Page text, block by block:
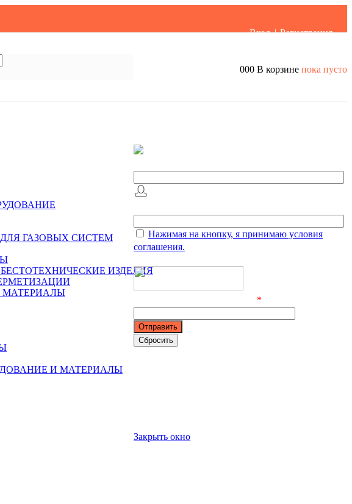
Вход Регистрация
Нажимая на кнопку, я принимаю условия
соглашения.
*
Закрыть окно
000 В корзине пока пусто
ГАЗОВЫХ СИСТЕМ
ИЗДЕЛИЯ
МАТЕРИАЛЫ
И МАТЕРИАЛЫ